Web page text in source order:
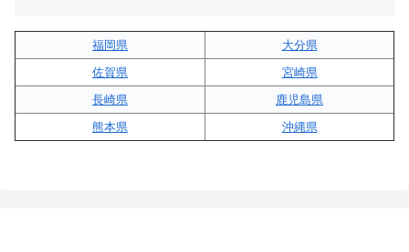
福岡県
大分県
佐賀県
宮崎県
長崎県
鹿児島県
熊本県
沖縄県